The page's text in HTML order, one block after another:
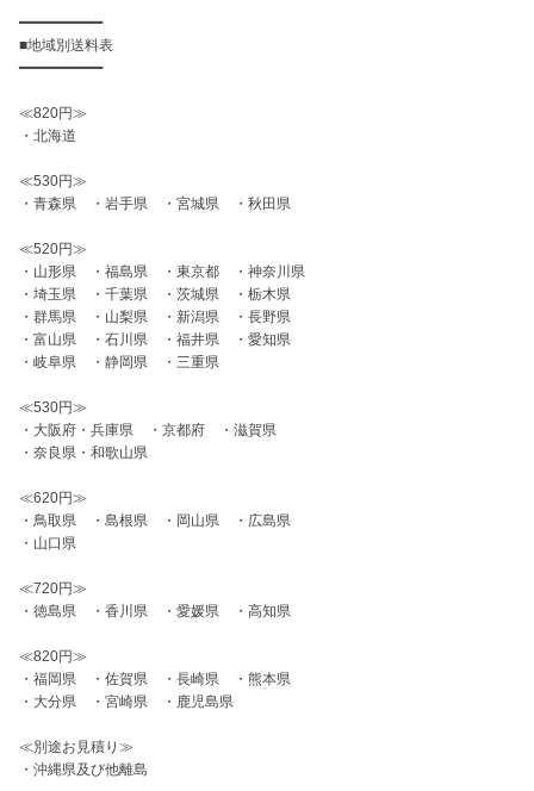
━━━━━━━━━━
■地域別送料表
━━━━━━━━━━
≪820円≫
・北海道
≪530円≫
・青森県　・岩手県　・宮城県　・秋田県
≪520円≫
・山形県　・福島県　・東京都　・神奈川県
・埼玉県　・千葉県　・茨城県　・栃木県
・群馬県　・山梨県　・新潟県　・長野県
・富山県　・石川県　・福井県　・愛知県
・岐阜県　・静岡県　・三重県
≪530円≫
・大阪府・兵庫県　・京都府　・滋賀県
・奈良県・和歌山県
≪620円≫
・鳥取県　・島根県　・岡山県　・広島県
・山口県
≪720円≫
・徳島県　・香川県　・愛媛県　・高知県
≪820円≫
・福岡県　・佐賀県　・長崎県　・熊本県
・大分県　・宮崎県　・鹿児島県
≪別途お見積り≫
・沖縄県及び他離島